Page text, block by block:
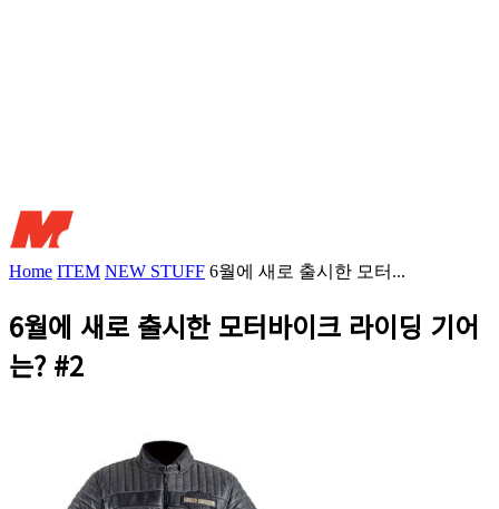
Home ITEM NEW STUFF 6월에 새로 출시한 모터...
6월에 새로 출시한 모터바이크 라이딩 기어
는? #2